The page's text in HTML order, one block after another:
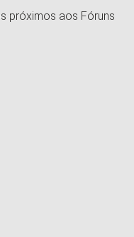
próximos aos Fóruns